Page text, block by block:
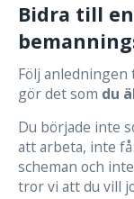
Bidra till
Följ
gör det som du
Du började inte
att arbeta, inte
scheman och
tror vi att du vill